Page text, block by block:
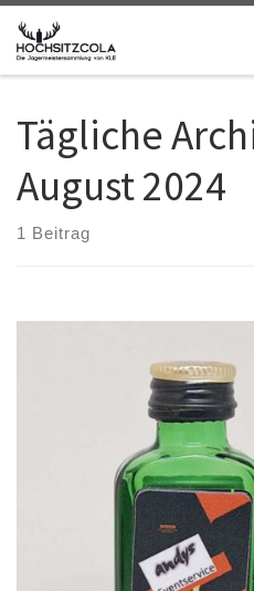
Zum Inhalt springen
Tägliche
August 2024
1 Beitrag